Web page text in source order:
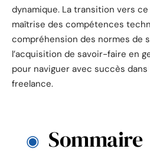
dynamique. La transition vers
maîtrise des compétences
compréhension des normes de
l’acquisition de savoir-faire en
pour naviguer avec succès dans
freelance.
Sommaire